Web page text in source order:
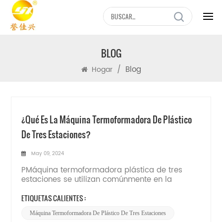
BLOG
Hogar / Blog
¿Qué Es La Máquina Termoformadora De Plástico
De Tres Estaciones?
May 09, 2024
PMáquina termoformadora plástica de tres
estaciones se utilizan comúnmente en la
bandejas de comida rápida, bandejas para
huevos, cajas para pasteles y recipientes para
frutas. Es adecuado para PP, PS, PET, PLA y otras
ETIQUETAS CALIENTES :
Máquina Termoformadora De Plástico De Tres Estaciones